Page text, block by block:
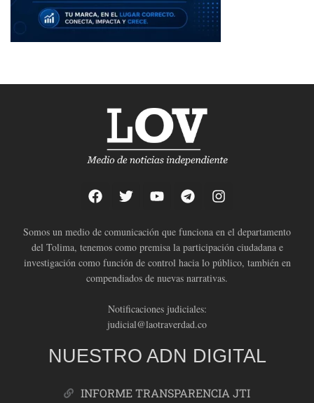
Somos un medio de comunicación que funciona en el departamento
del Tolima, tenemos como premisa la participación ciudadana e
investigación como función de control hacia lo público, también en
compendiados de nuevas narrativas.
Notificaciones judiciales:
judicial@laotraverdad.co
NUESTRO ADN DIGITAL
INFORME TRANSPARENCIA JTI